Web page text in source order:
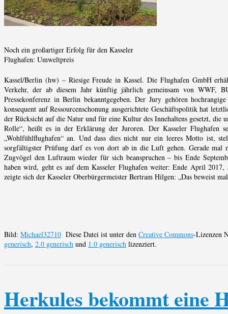
Noch ein großartiger Erfolg für den Kasseler
Flughafen: Umweltpreis
Kassel/Berlin (hw) – Riesige Freude in Kassel. Die Flughafen GmbH
Verkehr, der ab diesem Jahr künftig jährlich gemeinsam von WWF,
Pressekonferenz in Berlin bekanntgegeben. Der Jury gehören
konsequent auf Ressourcenschonung ausgerichtete Geschäftspolitik hat
der Rücksicht auf die Natur und für eine Kultur des Innehaltens gesetzt, die
Rolle“, heißt es in der Erklärung der Juroren. Der Kasseler
„Wohlfühlflughafen“ an. Und dass dies nicht nur ein leeres Motto ist,
sorgfältigster Prüfung darf es von dort ab in die Luft gehen. Gerade mal
Zugvögel den Luftraum wieder für sich beanspruchen – bis Ende
haben wird, geht es auf dem Kasseler Flughafen weiter: Ende April
zeigte sich der Kasseler Oberbürgermeister Bertram Hilgen: „Das beweist
Bild: Michael32710 Diese Datei ist unter den Creative Commons-Lizenzen
generisch, 2.0 generisch und 1.0 generisch lizenziert.
Herkules bekommt eine